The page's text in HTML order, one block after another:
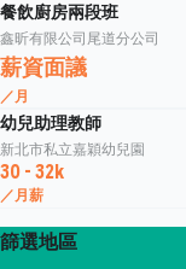
餐飲廚房兩段班
鑫昕有限公司尾道分公司
薪資面議
／月
幼兒助理教師
新北市私立嘉穎幼兒園
30 - 32k
／月薪
篩選地區